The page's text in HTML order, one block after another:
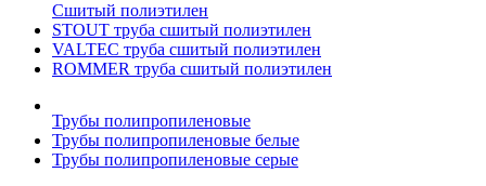
Сшитый полиэтилен
STOUT труба сшитый полиэтилен
VALTEC труба сшитый полиэтилен
ROMMER труба сшитый полиэтилен
Трубы полипропиленовые
Трубы полипропиленовые белые
Трубы полипропиленовые серые